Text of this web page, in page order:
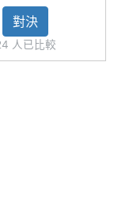
鏡頭 + 200
對決
人已比較